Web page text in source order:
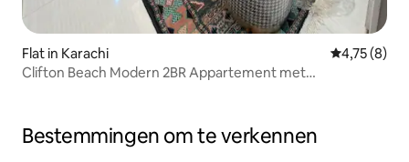
Flat in Karachi
4,75 (8)
Clifton Beach Modern 2BR Appartement met
Bestemmingen om te verkennen